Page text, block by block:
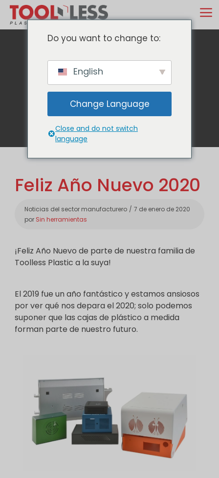
contenido
Blog
Feliz Año Nuevo 2020
Categorías
Noticias del sector manufacturero
7 de enero de 2020
por Sin herramientas
¡Feliz Año Nuevo de parte de nuestra familia de
Toolless Plastic a la suya!
El 2019 fue un año fantástico y estamos ansiosos
por ver qué nos depara el 2020; solo podemos
suponer que las cajas de plástico a medida
forman parte de nuestro futuro.
Do you want to change to:
English
Change Language
Close and do not switch
language